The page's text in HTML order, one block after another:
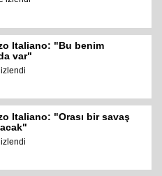
Italiano: "Bu benim
var"
Italiano: "Orası bir savaş